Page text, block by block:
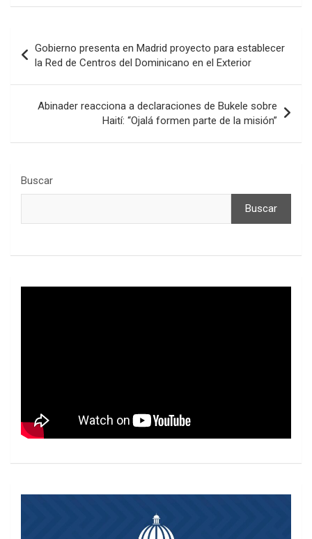
de
entradas
Gobierno presenta en Madrid proyecto para establecer
la Red de Centros del Dominicano en el Exterior
Abinader reacciona a declaraciones de Bukele sobre
Haití: “Ojalá formen parte de la misión”
Buscar
Buscar